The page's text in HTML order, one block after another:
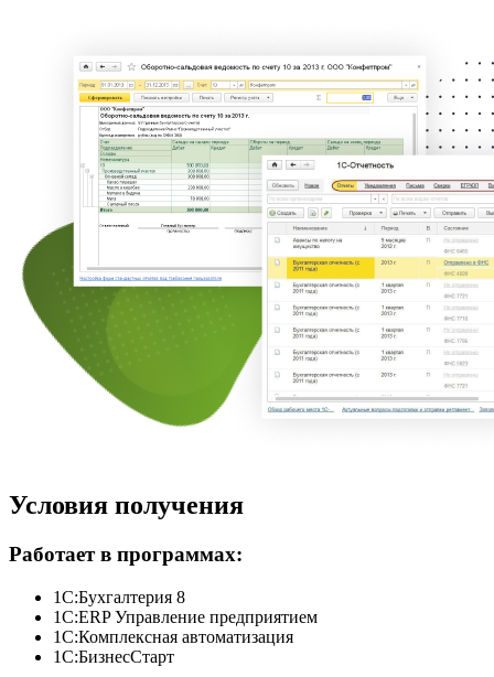
Условия получения
Работает в программах:
1С:Бухгалтерия 8
1С:ERP Управление предприятием
1С:Комплексная автоматизация
1С:БизнесСтарт